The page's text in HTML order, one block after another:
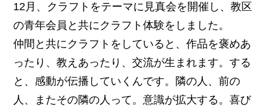
12月、クラフトをテーマに見真会を開催し、教区
の青年会員と共にクラフト体験をしました。
仲間と共にクラフトをしていると、作品を褒めあ
ったり、教えあったり、交流が生まれます。する
と、感動が伝播していくんです。隣の人、前の
人、またその隣の人って。意識が拡大する。喜び